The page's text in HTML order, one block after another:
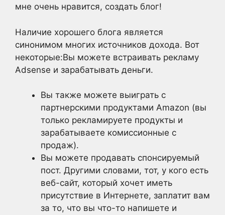
мне очень нравится, создать блог!
Наличие хорошего блога является
синонимом многих источников дохода. Вот
некоторые:Вы можете встраивать рекламу
Adsense и зарабатывать деньги.
Вы также можете выиграть с
партнерскими продуктами Amazon (вы
только рекламируете продукты и
зарабатываете комиссионные с
продаж).
Вы можете продавать спонсируемый
пост. Другими словами, тот, у кого есть
веб-сайт, который хочет иметь
присутствие в Интернете, заплатит вам
за то, что вы что-то напишете и